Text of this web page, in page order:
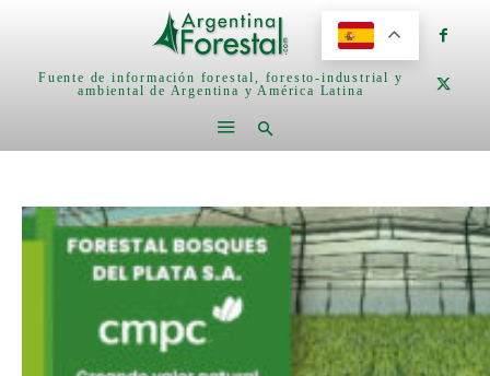
Fuente de información forestal, foresto-industrial y
ambiental de Argentina y América Latina